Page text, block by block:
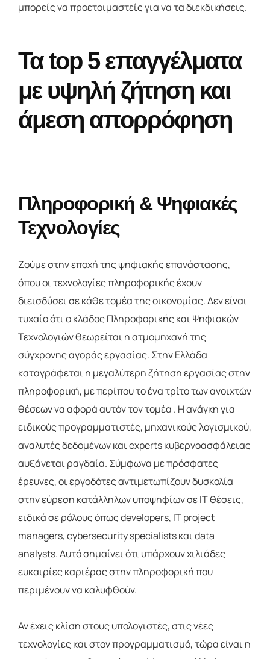
μπορείς να προετοιμαστείς για να τα διεκδικήσεις.
Τα top 5 επαγγέλματα
με υψηλή ζήτηση και
άμεση απορρόφηση
Πληροφορική & Ψηφιακές
Τεχνολογίες
Ζούμε στην εποχή της ψηφιακής επανάστασης,
όπου οι τεχνολογίες πληροφορικής έχουν
διεισδύσει σε κάθε τομέα της οικονομίας. Δεν είναι
τυχαίο ότι ο κλάδος Πληροφορικής και Ψηφιακών
Τεχνολογιών θεωρείται η ατμομηχανή της
σύγχρονης αγοράς εργασίας. Στην Ελλάδα
καταγράφεται η μεγαλύτερη ζήτηση εργασίας στην
πληροφορική, με περίπου το ένα τρίτο των ανοιχτών
θέσεων να αφορά αυτόν τον τομέα . Η ανάγκη για
ειδικούς προγραμματιστές, μηχανικούς λογισμικού,
αναλυτές δεδομένων και experts κυβερνοασφάλειας
αυξάνεται ραγδαία. Σύμφωνα με πρόσφατες
έρευνες, οι εργοδότες αντιμετωπίζουν δυσκολία
στην εύρεση κατάλληλων υποψηφίων σε IT θέσεις,
ειδικά σε ρόλους όπως developers, IT project
managers, cybersecurity specialists και data
analysts. Αυτό σημαίνει ότι υπάρχουν χιλιάδες
ευκαιρίες καριέρας στην πληροφορική που
περιμένουν να καλυφθούν.
Αν έχεις κλίση στους υπολογιστές, στις νέες
τεχνολογίες και στον προγραμματισμό, τώρα είναι η